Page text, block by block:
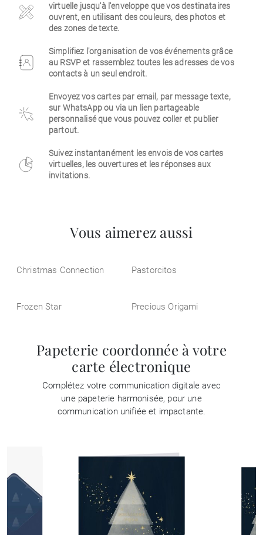
virtuelle jusqu'à l'enveloppe que vos destinataires
ouvrent, en utilisant des couleurs, des photos et
des zones de texte.
Simplifiez l'organisation de vos événements grâce
au RSVP et rassemblez toutes les adresses de vos
contacts à un seul endroit.
Envoyez vos cartes par email, par message texte,
sur WhatsApp ou via un lien partageable
personnalisé que vous pouvez coller et publier
partout.
Suivez instantanément les envois de vos cartes
virtuelles, les ouvertures et les réponses aux
invitations.
Vous aimerez aussi
Christmas Connection Pastorcitos
Frozen Star Precious Origami
Papeterie coordonnée à votre
carte électronique
Complétez votre communication digitale avec
une papeterie harmonisée, pour une
communication unifiée et impactante.